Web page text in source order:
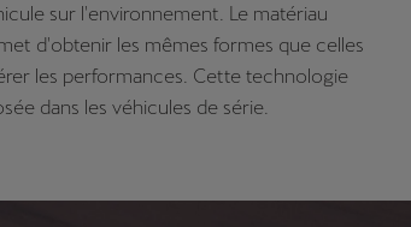
sur l'environnement. Le matériau
d'obtenir les mêmes formes que celles
les performances. Cette technologie
dans les véhicules de série.